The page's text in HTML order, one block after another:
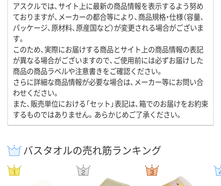
アスクルでは、サイト上に最新の商品情報を表示するよう努め
ておりますが、メーカーの都合等により、商品規格・仕様（容量、
パッケージ、原材料、原産国など）が変更される場合がございま
す。
このため、実際にお届けする商品とサイト上の商品情報の表記
が異なる場合がございますので、ご使用前には必ずお届けした
商品の商品ラベルや注意書きをご確認ください。
さらに詳細な商品情報が必要な場合は、メーカー等にお問い合
わせください。
また、販売単位における「セット」表記は、箱でのお届けをお約束
するものではありません。あらかじめご了承ください。
バスタオルの売れ筋ランキング